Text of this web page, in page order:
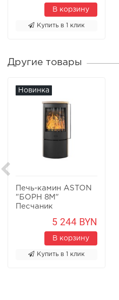
В корзину
Купить в 1 клик
Другие товары
Новинка
Печь-камин ASTON
"БОРН 8М"
Песчаник
5 244 BYN
В корзину
Купить в 1 клик